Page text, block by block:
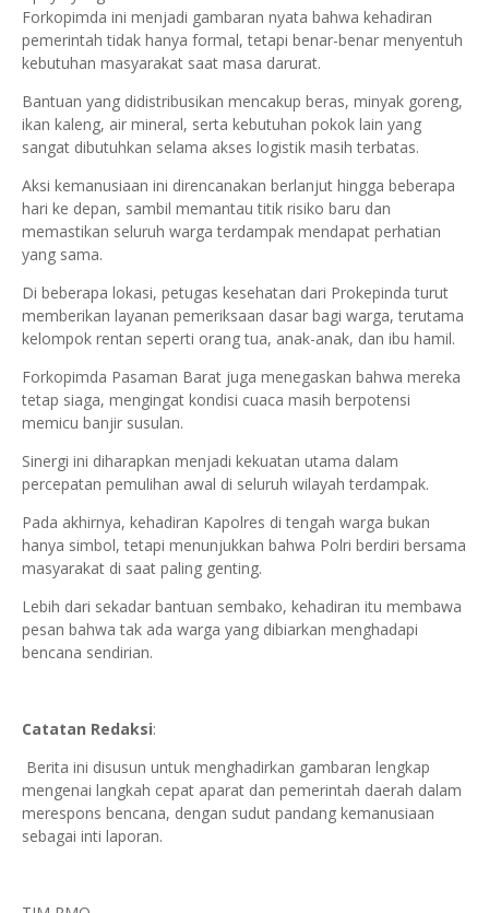
Forkopimda ini menjadi gambaran nyata bahwa kehadiran
pemerintah tidak hanya formal, tetapi benar-benar menyentuh
kebutuhan masyarakat saat masa darurat.
Bantuan yang didistribusikan mencakup beras, minyak goreng,
ikan kaleng, air mineral, serta kebutuhan pokok lain yang
sangat dibutuhkan selama akses logistik masih terbatas.
Aksi kemanusiaan ini direncanakan berlanjut hingga beberapa
hari ke depan, sambil memantau titik risiko baru dan
memastikan seluruh warga terdampak mendapat perhatian
yang sama.
Di beberapa lokasi, petugas kesehatan dari Prokepinda turut
memberikan layanan pemeriksaan dasar bagi warga, terutama
kelompok rentan seperti orang tua, anak-anak, dan ibu hamil.
Forkopimda Pasaman Barat juga menegaskan bahwa mereka
tetap siaga, mengingat kondisi cuaca masih berpotensi
memicu banjir susulan.
Sinergi ini diharapkan menjadi kekuatan utama dalam
percepatan pemulihan awal di seluruh wilayah terdampak.
Pada akhirnya, kehadiran Kapolres di tengah warga bukan
hanya simbol, tetapi menunjukkan bahwa Polri berdiri bersama
masyarakat di saat paling genting.
Lebih dari sekadar bantuan sembako, kehadiran itu membawa
pesan bahwa tak ada warga yang dibiarkan menghadapi
bencana sendirian.
Catatan Redaksi:
Berita ini disusun untuk menghadirkan gambaran lengkap
mengenai langkah cepat aparat dan pemerintah daerah dalam
merespons bencana, dengan sudut pandang kemanusiaan
sebagai inti laporan.